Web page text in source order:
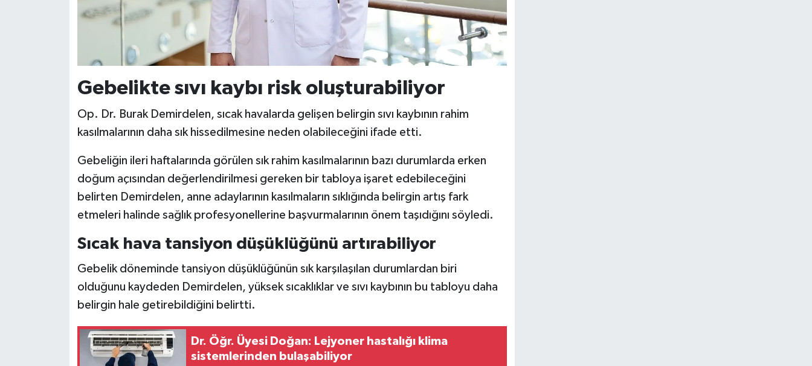
Gebelikte sıvı kaybı risk oluşturabiliyor
Op. Dr. Burak Demirdelen, sıcak havalarda gelişen belirgin sıvı kaybının rahim
kasılmalarının daha sık hissedilmesine neden olabileceğini ifade etti.
Gebeliğin ileri haftalarında görülen sık rahim kasılmalarının bazı durumlarda erken
doğum açısından değerlendirilmesi gereken bir tabloya işaret edebileceğini
belirten Demirdelen, anne adaylarının kasılmaların sıklığında belirgin artış fark
etmeleri halinde sağlık profesyonellerine başvurmalarının önem taşıdığını söyledi.
Sıcak hava tansiyon düşüklüğünü artırabiliyor
Gebelik döneminde tansiyon düşüklüğünün sık karşılaşılan durumlardan biri
olduğunu kaydeden Demirdelen, yüksek sıcaklıklar ve sıvı kaybının bu tabloyu daha
belirgin hale getirebildiğini belirtti.
Dr. Öğr. Üyesi Doğan: Lejyoner hastalığı klima
sistemlerinden bulaşabiliyor